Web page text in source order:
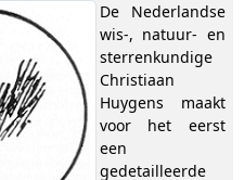
De Nederlandse
wis-, natuur- en
sterrenkundige
Christiaan
Huygens maakt
voor het eerst
een
gedetailleerde